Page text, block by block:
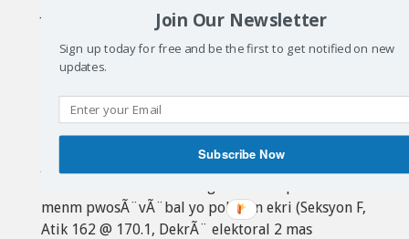
Jan teritwa peyi nou an fÃ¨t, mete sou fÃ²masyon
sosyal ayisyen an ak jan elektora a konfigire
divÃ¨s kote nan peyi a, fÃ¨ li pa posib nan kad
sistÃ¨m elektoral la pou w kouri ”
tandans nan vÃ²t popilÃ¨ yo nan yon ti bout tan
apre biwo vÃ²t yo fin fÃ¨men ak ”mache fÃ¨
piblikasyon” rezilta nan Ã¨dtan oswa menm nan
jou apre yo. Rezilta yo pa ka distribiye nonplis
menm pwosÃ¨vÃ¨bal yo poko fin ekri (Seksyon F,
Atik 162 @ 170.1, DekrÃ¨ elektoral 2 mas
Join Our Newsletter
Sign up today for free and be the first to get notified on new
updates.
Subscribe Now